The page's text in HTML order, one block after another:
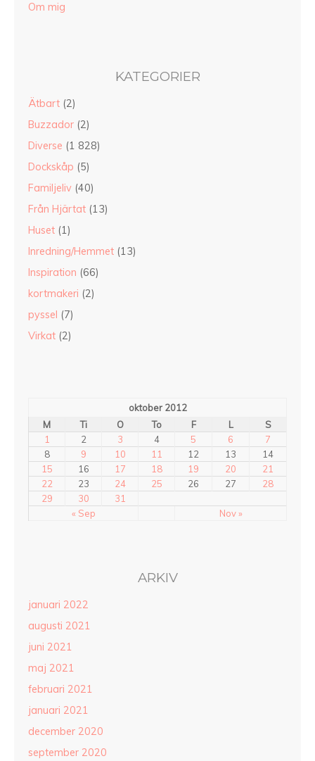
Om mig
KATEGORIER
Ätbart (2)
Buzzador (2)
Diverse (1 828)
Dockskåp (5)
Familjeliv (40)
Från Hjärtat (13)
Huset (1)
Inredning/Hemmet (13)
Inspiration (66)
kortmakeri (2)
pyssel (7)
Virkat (2)
oktober 2012
M
Ti O To F L S
« Sep Nov »
1 2 3 4 5 6
7
8
9 10 11 12 13
14
15
16 17 18 19 20
21
22
23 24 25 26 27
28
29
30 31
ARKIV
januari 2022
augusti 2021
juni 2021
maj 2021
februari 2021
januari 2021
december 2020
september 2020